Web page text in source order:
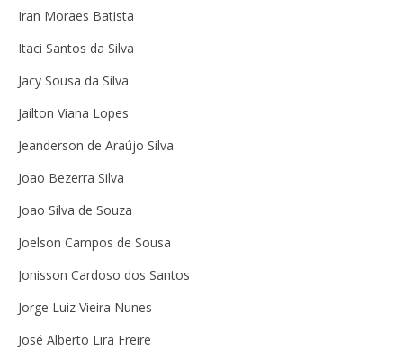
Iran Moraes Batista
Itaci Santos da Silva
Jacy Sousa da Silva
Jailton Viana Lopes
Jeanderson de Araújo Silva
Joao Bezerra Silva
Joao Silva de Souza
Joelson Campos de Sousa
Jonisson Cardoso dos Santos
Jorge Luiz Vieira Nunes
José Alberto Lira Freire